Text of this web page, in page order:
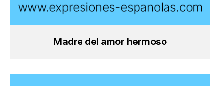
Madre del amor hermoso